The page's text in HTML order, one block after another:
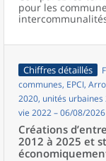
pour les
Chiffres détaillés
communes, EPCI,
2020, unités urbaines
vie 2022 – 06/08/2026
Créations
2012 à 2025 et